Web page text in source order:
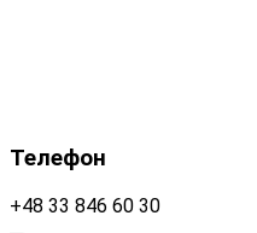
Телефон
+48 33 846 60 30